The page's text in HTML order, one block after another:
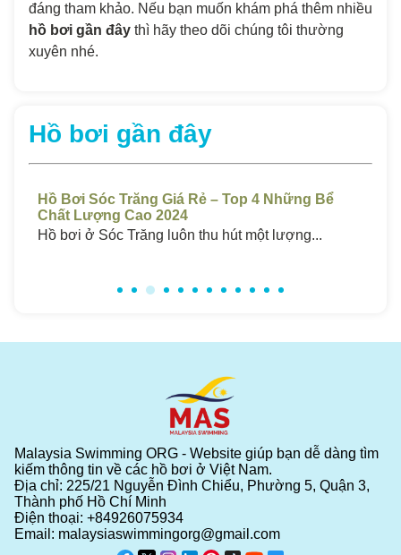
đáng tham khảo. Nếu bạn muốn khám phá thêm nhiều
hồ bơi gần đây thì hãy theo dõi chúng tôi thường
xuyên nhé.
Hồ bơi gần đây
Hồ Bơi Sóc Trăng Giá Rẻ – Top 4 Những Bể
Chất Lượng Cao 2024
Hồ bơi ở Sóc Trăng luôn thu hút một lượng...
Malaysia Swimming ORG - Website giúp bạn dễ dàng tìm
kiếm thông tin về các hồ bơi ở Việt Nam.
Địa chỉ: 225/21 Nguyễn Đình Chiểu, Phường 5, Quận 3,
Thành phố Hồ Chí Minh
Điện thoại: +84926075934
Email: malaysiaswimmingorg@gmail.com